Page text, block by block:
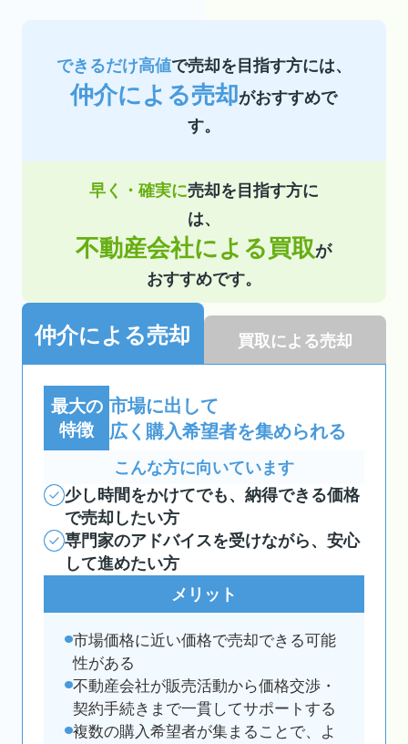
できるだけ高値で売却を目指す方には、
仲介による売却がおすすめで
す。
早く・確実に売却を目指す方に
は、
不動産会社による買取が
おすすめです。
仲介による売却 買取による売却
最大の
特徴
市場に出して
広く購入希望者を集められる
こんな方に向いています
少し時間をかけてでも、納得できる価格
で売却したい方
専門家のアドバイスを受けながら、安心
して進めたい方
メリット
市場価格に近い価格で売却できる可能
性がある
不動産会社が販売活動から価格交渉・
契約手続きまで一貫してサポートする
複数の購入希望者が集まることで、よ